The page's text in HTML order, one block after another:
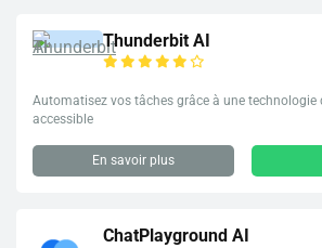
Thunderbit AI
Automatisez vos tâches grâce à une technologie
accessible
En savoir plus
ChatPlayground AI